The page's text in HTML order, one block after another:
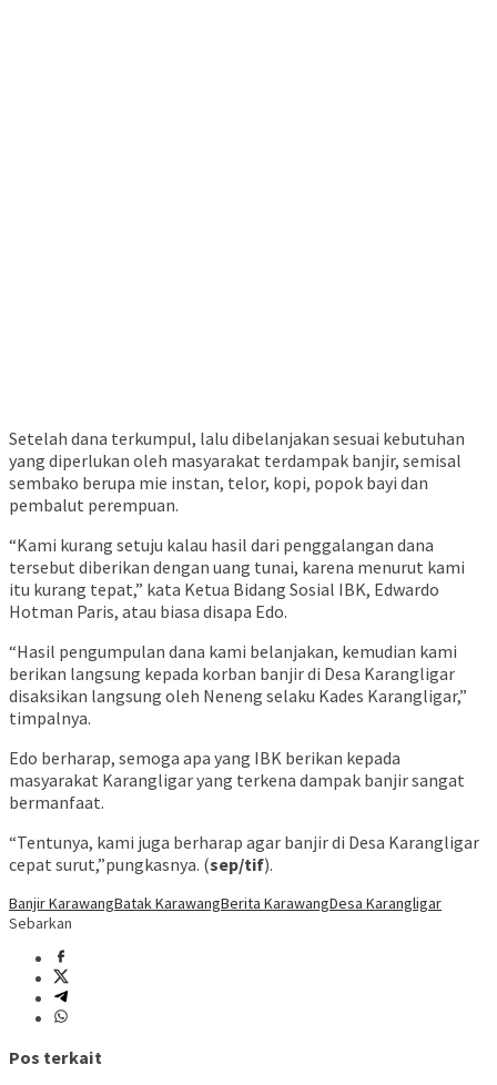
Setelah dana terkumpul, lalu dibelanjakan sesuai kebutuhan
yang diperlukan oleh masyarakat terdampak banjir, semisal
sembako berupa mie instan, telor, kopi, popok bayi dan
pembalut perempuan.
“Kami kurang setuju kalau hasil dari penggalangan dana
tersebut diberikan dengan uang tunai, karena menurut kami
itu kurang tepat,” kata Ketua Bidang Sosial IBK, Edwardo
Hotman Paris, atau biasa disapa Edo.
“Hasil pengumpulan dana kami belanjakan, kemudian kami
berikan langsung kepada korban banjir di Desa Karangligar
disaksikan langsung oleh Neneng selaku Kades Karangligar,”
timpalnya.
Edo berharap, semoga apa yang IBK berikan kepada
masyarakat Karangligar yang terkena dampak banjir sangat
bermanfaat.
“Tentunya, kami juga berharap agar banjir di Desa Karangligar
cepat surut,”pungkasnya. (sep/tif).
Banjir KarawangBatak KarawangBerita KarawangDesa Karangligar
Sebarkan
Pos terkait